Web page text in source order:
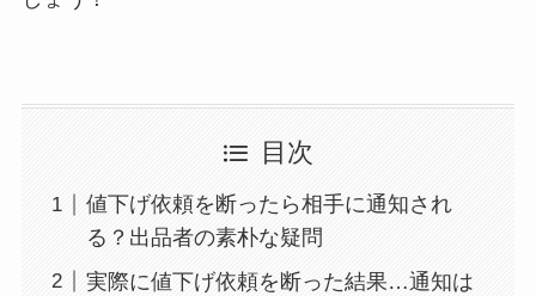
目次
値下げ依頼を断ったら相手に通知され
る？出品者の素朴な疑問
実際に値下げ依頼を断った結果…通知は